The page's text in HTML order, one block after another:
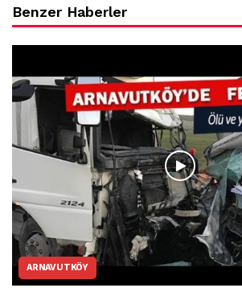
Benzer Haberler
ARNAVUTKÖY